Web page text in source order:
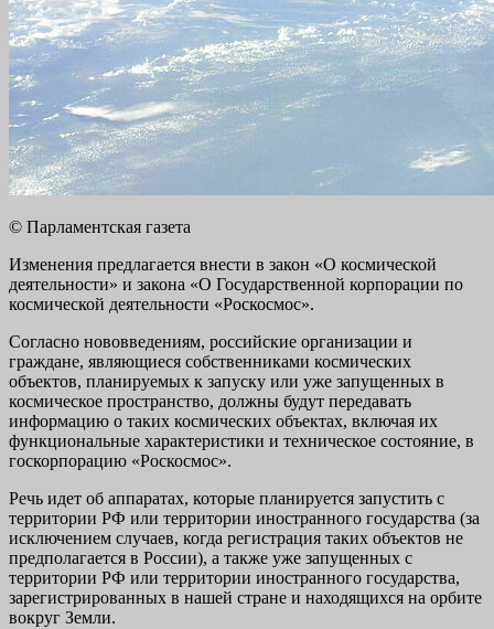
© Парламентская газета
Изменения предлагается внести в закон «О космической
деятельности» и закона «О Государственной корпорации по
космической деятельности «Роскосмос».
Согласно нововведениям, российские организации и
граждане, являющиеся собственниками космических
объектов, планируемых к запуску или уже запущенных в
космическое пространство, должны будут передавать
информацию о таких космических объектах, включая их
функциональные характеристики и техническое состояние, в
госкорпорацию «Роскосмос».
Речь идет об аппаратах, которые планируется запустить с
территории РФ или территории иностранного государства (за
исключением случаев, когда регистрация таких объектов не
предполагается в России), а также уже запущенных с
территории РФ или территории иностранного государства,
зарегистрированных в нашей стране и находящихся на орбите
вокруг Земли.